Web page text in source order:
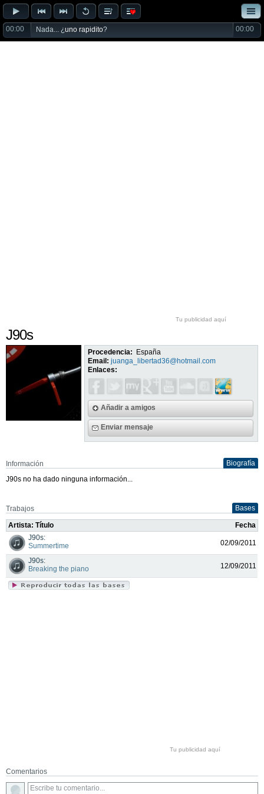
00:00 Nada... ¿uno rapidito? 00:00
Tu publicidad aquí
J90s
Procedencia:
España
Email: juanga_libertad36@hotmail.com
Enlaces:
Añadir a amigos
Enviar mensaje
Información
Biografía
J90s no ha dado ninguna información...
Trabajos Bases
Artista: Título
Fecha
J90s:
Summertime
02/09/2011
J90s:
Breaking the piano
12/09/2011
Tu publicidad aquí
Comentarios